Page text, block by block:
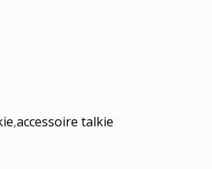
,accessoire talkie